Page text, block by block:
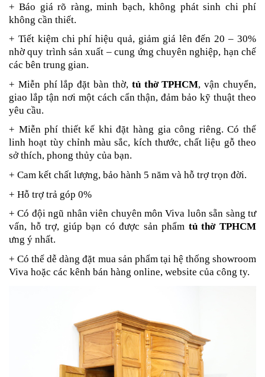
+ Báo giá rõ ràng, minh bạch, không phát sinh chi phí
không cần thiết.
+ Tiết kiệm chi phí hiệu quả, giảm giá lên đến 20 – 30%
nhờ quy trình sản xuất – cung ứng chuyên nghiệp, hạn chế
các bên trung gian.
+ Miễn phí lắp đặt bàn thờ, tủ thờ TPHCM, vận chuyển,
giao lắp tận nơi một cách cẩn thận, đảm bảo kỹ thuật theo
yêu cầu.
+ Miễn phí thiết kế khi đặt hàng gia công riêng. Có thể
linh hoạt tùy chỉnh màu sắc, kích thước, chất liệu gỗ theo
sở thích, phong thủy của bạn.
+ Cam kết chất lượng, bảo hành 5 năm và hỗ trợ trọn đời.
+ Hỗ trợ trả góp 0%
+ Có đội ngũ nhân viên chuyên môn Viva luôn sẵn sàng tư
vấn, hỗ trợ, giúp bạn có được sản phẩm tủ thờ TPHCM
ưng ý nhất.
+ Có thể dễ dàng đặt mua sản phẩm tại hệ thống showroom
Viva hoặc các kênh bán hàng online, website của công ty.